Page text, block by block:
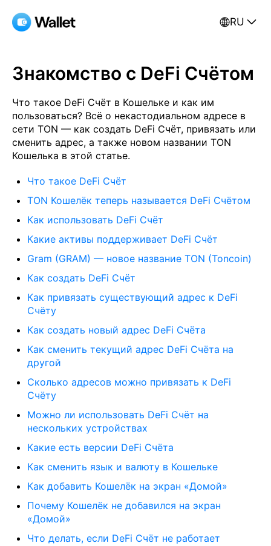
RU
Знакомство с DeFi Счётом
Что такое DeFi Счёт в Кошельке и как им
пользоваться? Всё о некастодиальном адресе в
сети TON — как создать DeFi Счёт, привязать или
сменить адрес, а также новом названии TON
Кошелька в этой статье.
Что такое DeFi Счёт
TON Кошелёк теперь называется DeFi Счётом
Как использовать DeFi Счёт
Какие активы поддерживает DeFi Счёт
Gram (GRAM) — новое название TON (Toncoin)
Как создать DeFi Счёт
Как привязать существующий адрес к DeFi
Счёту
Как создать новый адрес DeFi Счёта
Как сменить текущий адрес DeFi Счёта на
другой
Сколько адресов можно привязать к DeFi
Счёту
Можно ли использовать DeFi Счёт на
нескольких устройствах
Какие есть версии DeFi Счёта
Как сменить язык и валюту в Кошельке
Как добавить Кошелёк на экран «Домой»
Почему Кошелёк не добавился на экран
«Домой»
Что делать, если DeFi Счёт не работает